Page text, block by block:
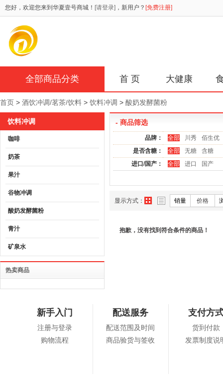
您好，欢迎您来到华夏壹号商城！ [请登录] ，新用户？ [免费注册]
全部商品分类 首 页 大健康
首页 > 酒饮冲调/茗茶/饮料 > 饮料冲调 > 酸奶发酵菌粉
- 商品筛选
品牌： 全部 川秀
佰生优
是否含糖：
全部 无糖
含糖
进口/国产：
全部 进口 国产
显示方式： 销量 价格
抱歉，没有找到符合条件的商品！
饮料冲调
咖啡
奶茶
果汁
谷物冲调
酸奶发酵菌粉
青汁
矿泉水
热卖商品
新手入门
注册与登录
购物流程
配送服务
配送范围及时间
商品验货与签收
支付方
货到付款
发票制度说